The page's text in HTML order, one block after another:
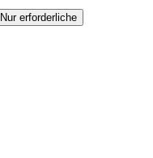
Nur erforderliche